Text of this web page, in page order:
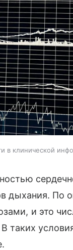
в клинической
дыхания. По
и это
В таких